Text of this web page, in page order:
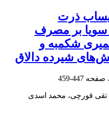
ذرت
سویا بر مصرف
شکمبه و
شیرده دالاق
447-459
تقی قورچی، محمد اسدی